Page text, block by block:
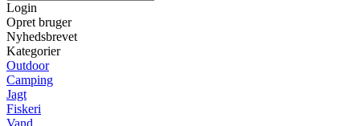
Login
Opret bruger
Nyhedsbrevet
Kategorier
Outdoor
Camping
Jagt
Fiskeri
Vand